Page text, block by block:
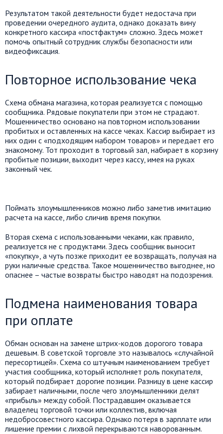
Результатом такой деятельности будет недостача при
проведении очередного аудита, однако доказать вину
конкретного кассира «постфактум» сложно. Здесь может
помочь опытный сотрудник службы безопасности или
видеофиксация.
Повторное использование чека
Схема обмана магазина, которая реализуется с помощью
сообщника. Рядовые покупатели при этом не страдают.
Мошенничество основано на повторном использовании
пробитых и оставленных на кассе чеках. Кассир выбирает из
них один с «подходящим набором товаров» и передает его
знакомому. Тот проходит в торговый зал, набирает в корзину
пробитые позиции, выходит через кассу, имея на руках
законный чек.
Поймать злоумышленников можно либо заметив имитацию
расчета на кассе, либо сличив время покупки.
Вторая схема с использованными чеками, как правило,
реализуется не с продуктами. Здесь сообщник выносит
«покупку», а чуть позже приходит ее возвращать, получая на
руки наличные средства. Такое мошенничество выгоднее, но
опаснее – частые возвраты быстро наводят на подозрения.
Подмена наименования товара
при оплате
Обман основан на замене штрих-кодов дорогого товара
дешевым. В советской торговле это называлось «случайной
пересортицей». Схема со штучным наименованием требует
участия сообщника, который исполняет роль покупателя,
который подбирает дорогие позиции. Разницу в цене кассир
забирает наличными, после чего злоумышленники делят
«прибыль» между собой. Пострадавшим оказывается
владелец торговой точки или коллектив, включая
недобросовестного кассира. Однако потеря в зарплате или
лишение премии с лихвой перекрываются наворованным.